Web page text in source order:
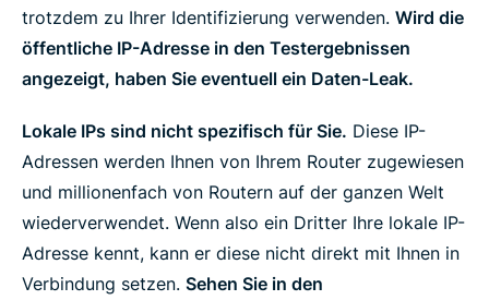
trotzdem zu Ihrer Identifizierung verwenden. Wird die
öffentliche IP-Adresse in den Testergebnissen
angezeigt, haben Sie eventuell ein Daten-Leak.
Lokale IPs sind nicht spezifisch für Sie. Diese IP-
Adressen werden Ihnen von Ihrem Router zugewiesen
und millionenfach von Routern auf der ganzen Welt
wiederverwendet. Wenn also ein Dritter Ihre lokale IP-
Adresse kennt, kann er diese nicht direkt mit Ihnen in
Verbindung setzen. Sehen Sie in den